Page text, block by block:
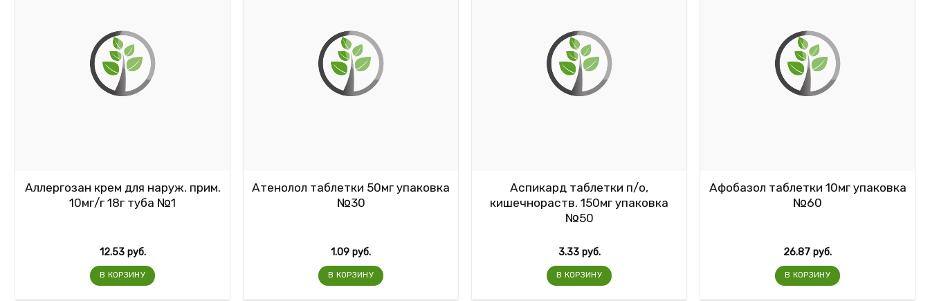
Аллергозан крем для наруж. прим.
10мг/г 18г туба №1
12.53 руб.
В КОРЗИНУ
Атенолол таблетки 50мг упаковка
№30
1.09 руб.
В КОРЗИНУ
Аспикард таблетки п/о,
кишечнораств. 150мг упаковка
№50
3.33 руб.
В КОРЗИНУ
Афобазол таблетки 10мг упаковка
№60
26.87 руб.
В КОРЗИНУ